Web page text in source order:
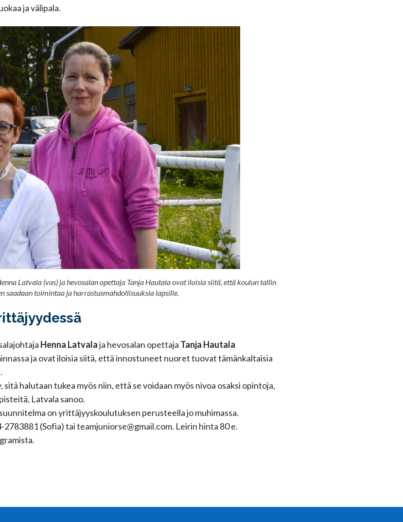
ja välipala.
Latvala (vas) ja hevosalan opettaja Tanja Hautala ovat iloisia siitä, että koulun tallin
saadaan toimintaa ja harrastusmahdollisuuksia lapsille.
Henna Latvalaja hevosalan opettaja Tanja Hautala
ja ovat iloisia siitä, että innostuneet nuoret tuovat tämänkaltaisia
halutaan tukea myös niin, että se voidaan myös nivoa osaksi opintoja,
Latvala sanoo.
on yrittäjyyskoulutuksen perusteella jo muhimassa.
(Sofia) tai teamjuniorse@gmail.com. Leirin hinta 80 e.